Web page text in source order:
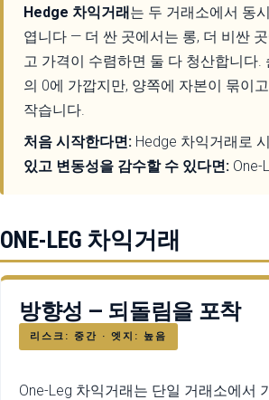
Hedge 차익거래는 두 거래소에서 동
엽니다 — 더 싼 곳에서는 롱, 더 비싼
고 가격이 수렴하면 둘 다 청산합니다.
의 0에 가깝지만, 양쪽에 자본이 묶이
작습니다.
처음 시작한다면: Hedge 차익거래로
있고 변동성을 감수할 수 있다면: One-
ONE-LEG 차익거래
방향성 — 되돌림을 포착
리스크: 중간 · 엣지: 높음
One-Leg 차익거래는 단일 거래소에서